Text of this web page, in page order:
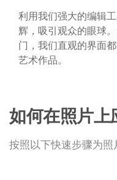
利用我们强大的编辑
辉，吸引观众的眼球
门，我们直观的界面
艺术作品。
如何在照片上
按照以下快速步骤为照